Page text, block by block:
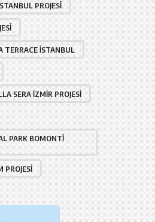
PROJESI
TERRACE İSTANBUL
SERA İZMIR PROJESI
PARK BOMONTI
PROJESI